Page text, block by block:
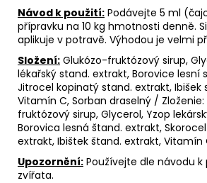
Návod k použití: Podávejte 5 ml
přípravku na 10 kg hmotnosti denně.
aplikuje v potravě. Výhodou je velmi
Složení: Glukózo-fruktózový sirup,
lékařský stand. extrakt, Borovice lesní
Jitrocel kopinatý stand. extrakt, Ibišek
Vitamín C, Sorban draselný /
fruktózový sirup, Glycerol, Yzop
Borovica lesná štand. extrakt,
extrakt, Ibištek štand. extrakt, Vitamín
Upozornění: Používejte dle návodu k
zvířata.